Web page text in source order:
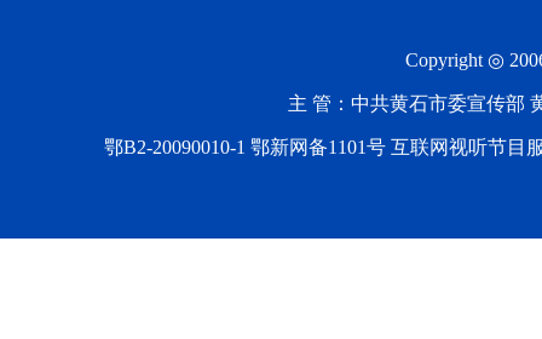
Copyright ◎
主 管：中共黄石市委宣传部
鄂B2-20090010-1 鄂新网备1101号 互联网视听节目